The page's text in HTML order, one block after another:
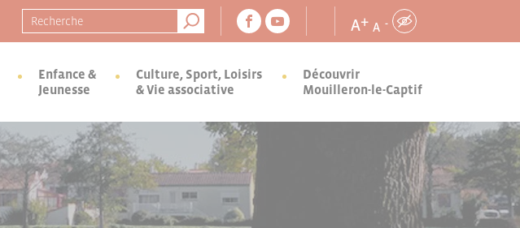
Recherche pour : A+ A -
Enfance &
Jeunesse
Culture, Sport, Loisirs
& Vie associative
Découvrir
Mouilleron-le-Captif